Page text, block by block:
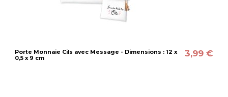
Porte Monnaie Cils avec Message - Dimensions : 12 x
0,5 x 9 cm
3,99 €